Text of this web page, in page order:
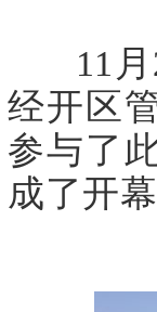
11月2
经开区
参与了
成了开